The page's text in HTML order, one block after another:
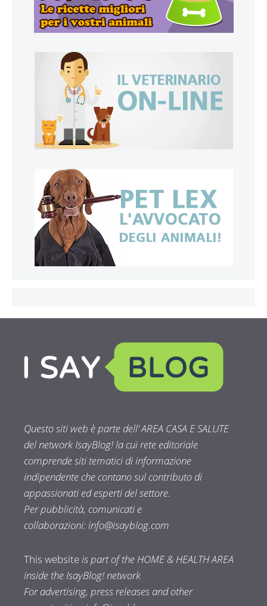
Questo siti web è parte dell’ AREA CASA E SALUTE
del network IsayBlog! la cui rete editoriale
comprende siti tematici di informazione
indipendente che contano sul contributo di
appassionati ed esperti del settore.
Per pubblicità, comunicati e
collaborazioni:info@isayblog.com
This websiteis part of the HOME & HEALTH AREA
inside the IsayBlog! network
For advertising, press releases and other